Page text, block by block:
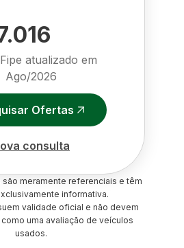
atualizado em
Ago/2026
Ofertas
consulta
meramente referenciais e têm
informativa.
validade oficial e não devem
uma avaliação de veículos
usados.